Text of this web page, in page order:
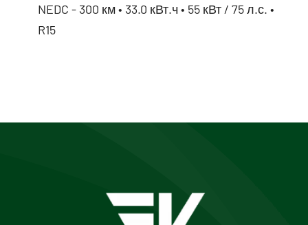
NEDC - 300 км • 33.0 кВт.ч • 55 кВт / 75 л.с. •
R15